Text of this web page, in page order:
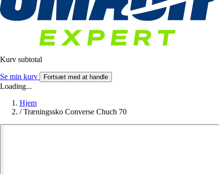
Kurv subtotal
Se min kurv Fortsæt med at handle
Loading...
Hjem
/ Træningssko Converse Chuch 70